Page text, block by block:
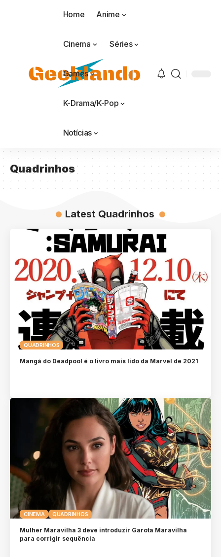
Home Anime
Cinema Séries
Games
K-Drama/K-Pop
Notícias
Quadrinhos
Latest Quadrinhos
QUADRINHOS
Mangá do Deadpool é o livro mais lido da Marvel de 2021
CINEMA QUADRINHOS
Mulher Maravilha 3 deve introduzir Garota Maravilha
para corrigir sequência